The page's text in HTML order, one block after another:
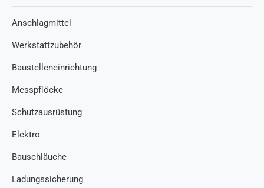
Anschlagmittel
Werkstattzubehör
Baustelleneinrichtung
Messpflöcke
Schutzausrüstung
Elektro
Bauschläuche
Ladungssicherung